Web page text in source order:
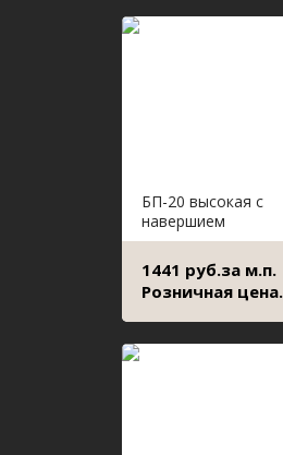
БП-20 высокая с
навершием
1441 руб.за м.п.
Розничная цена.